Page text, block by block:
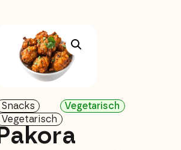
Snacks
Vegetarisch
Vegetarisch
Pakora